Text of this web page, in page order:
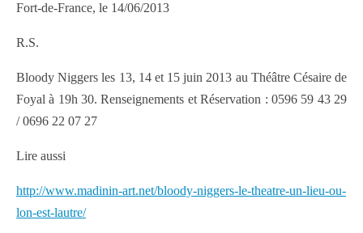
Fort-de-France, le 14/06/2013
R.S.
Bloody Niggers les 13, 14 et 15 juin 2013 au Théâtre Césaire de
Foyal à 19h 30. Renseignements et Réservation : 0596 59 43 29
/ 0696 22 07 27
Lire aussi
http://www.madinin-art.net/bloody-niggers-le-theatre-un-lieu-ou-
lon-est-lautre/